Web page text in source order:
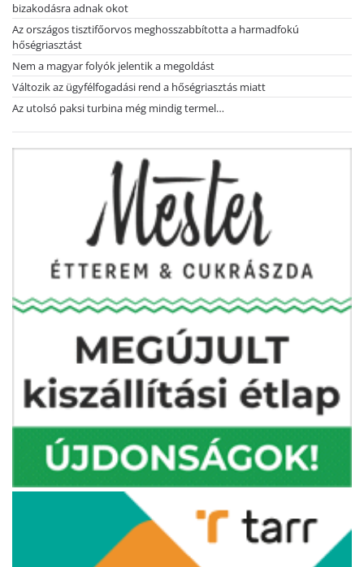
bizakodásra adnak okot
Az országos tisztifőorvos meghosszabbította a harmadfokú
hőségriasztást
Nem a magyar folyók jelentik a megoldást
Változik az ügyfélfogadási rend a hőségriasztás miatt
Az utolsó paksi turbina még mindig termel…